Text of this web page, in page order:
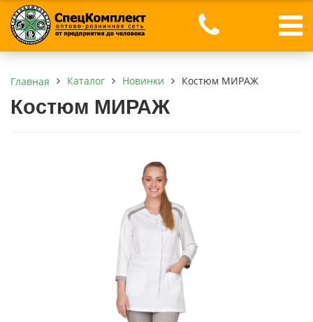
Главная Каталог Новинки Костюм МИРАЖ
Костюм МИРАЖ